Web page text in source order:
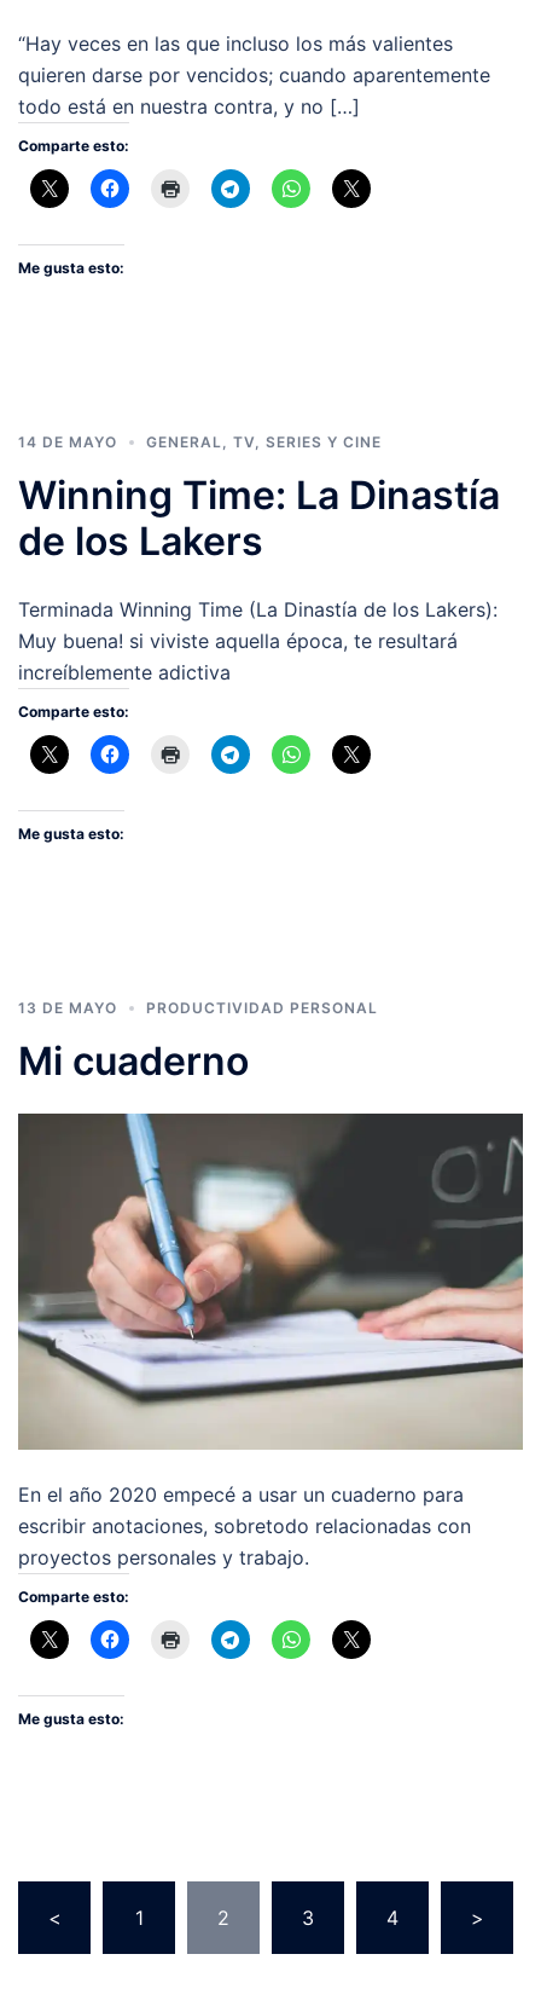
“Hay veces en las que incluso los más valientes
quieren darse por vencidos; cuando aparentemente
todo está en nuestra contra, y no […]
Comparte esto:
Me gusta esto:
14 DE MAYO GENERAL TV, SERIES Y CINE
Winning Time: La Dinastía
de los Lakers
Terminada Winning Time (La Dinastía de los Lakers):
Muy buena! si viviste aquella época, te resultará
increíblemente adictiva
Comparte esto:
Me gusta esto:
13 DE MAYO PRODUCTIVIDAD PERSONAL
Mi cuaderno
En el año 2020 empecé a usar un cuaderno para
escribir anotaciones, sobretodo relacionadas con
proyectos personales y trabajo.
Comparte esto:
Me gusta esto:
de
entradas
< 1 2 3 4 >